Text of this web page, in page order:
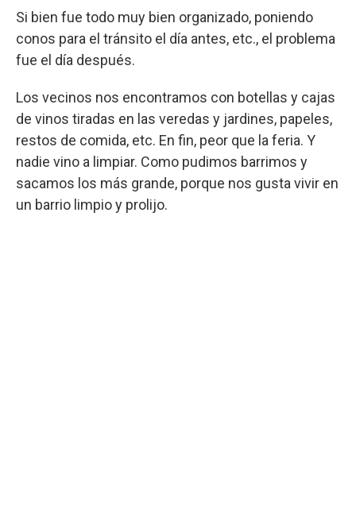
Si bien fue todo muy bien organizado, poniendo
conos para el tránsito el día antes, etc., el problema
fue el día después.
Los vecinos nos encontramos con botellas y cajas
de vinos tiradas en las veredas y jardines, papeles,
restos de comida, etc. En fin, peor que la feria. Y
nadie vino a limpiar. Como pudimos barrimos y
sacamos los más grande, porque nos gusta vivir en
un barrio limpio y prolijo.